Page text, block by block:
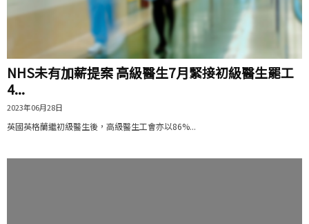
NHS未有加薪提案 高級醫生7月緊接初級醫生罷工
4...
2023年06月28日
英國英格蘭繼初級醫生後，高級醫生工會亦以86%...